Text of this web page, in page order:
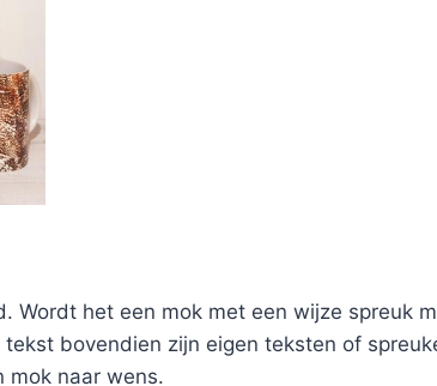
Wordt het een mok met een wijze spreuk
bovendien zijn eigen teksten of
mok naar wens.